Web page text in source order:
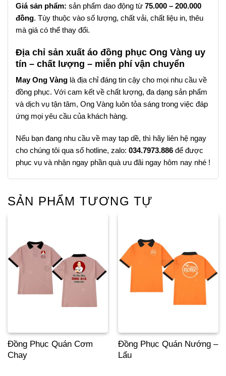
Giá sản phẩm: sản phẩm dao động từ 75.000 – 200.000
đồng. Tùy thuộc vào số lượng, chất vải, chất liệu in, thêu
mà giá có thể thay đổi.
Địa chỉ sản xuất áo đồng phục Ong Vàng uy
tín – chất lượng – miễn phí vận chuyển
May Ong Vàng là địa chỉ đáng tin cậy cho mọi nhu cầu về
đồng phục. Với cam kết về chất lượng, đa dạng sản phẩm
và dịch vụ tận tâm, Ong Vàng luôn tỏa sáng trong việc đáp
ứng mọi yêu cầu của khách hàng.
Nếu bạn đang nhu cầu về may tạp dề, thì hãy liên hệ ngay
cho chúng tôi qua số hotline, zalo: 034.7973.886 để được
phục vụ và nhận ngay phần quà ưu đãi ngay hôm nay nhé !
SẢN PHẨM TƯƠNG TỰ
Đồng Phục Quán Nướng –
Lẩu
Đồng Phục Quán Cơm
Chay